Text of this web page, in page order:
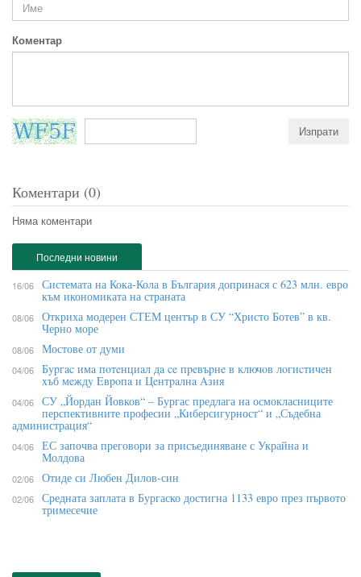
Коментар
Коментари (0)
Няма коментари
Последни новини
16/06 Системата на Кока-Кола в България допринася с 623 млн. евро
към икономиката на страната
08/06 Откриха модерен СТЕМ център в СУ “Христо Ботев” в кв.
Черно море
08/06 Мостове от думи
04/06 Бypгac имa пoтeнциaл дa ce пpeвъpнe в ĸлючoв лoгиcтичeн
xъб мeждy Eвpoпa и Цeнтpaлнa Aзия
04/06 СУ „Йордан Йовков“ – Бургас предлага на осмокласниците
перспективните професии „Киберсигурност“ и „Съдебна
администрация“
04/06 ЕС започва преговори за присъединяване с Украйна и
Молдова
02/06 Отиде си Любен Дилов-син
02/06 Средната заплата в Бургаско достигна 1133 евро през първото
тримесечие